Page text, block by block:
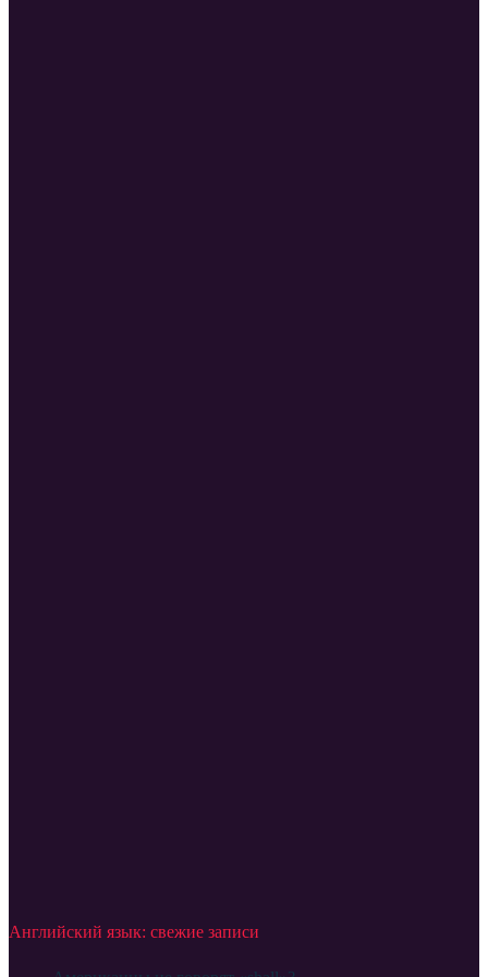
Английский язык: свежие записи